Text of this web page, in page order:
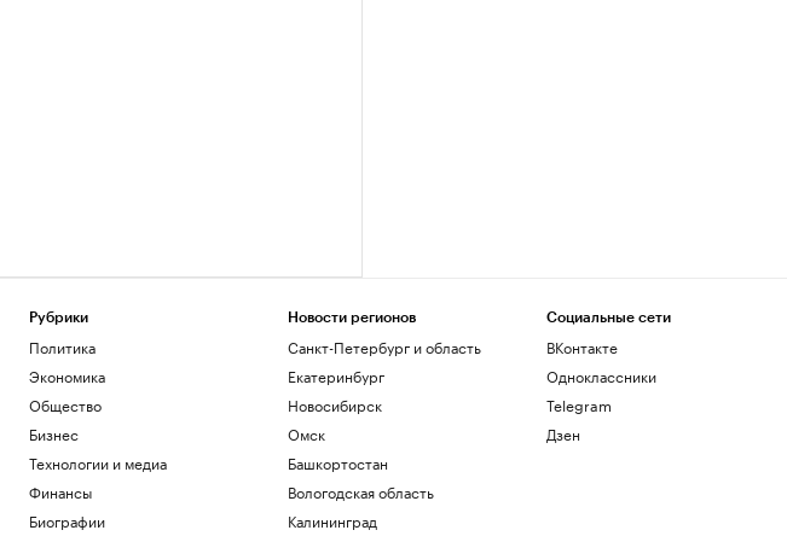
Рубрики
Политика
Экономика
Общество
Бизнес
Технологии и медиа
Финансы
Биографии
Новости регионов
Санкт-Петербург и область
Екатеринбург
Новосибирск
Омск
Башкортостан
Вологодская область
Калининград
Социальные сети
ВКонтакте
Одноклассники
Telegram
Дзен